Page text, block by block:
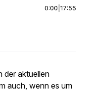
0:00 17:55
der aktuellen
auch, wenn es um